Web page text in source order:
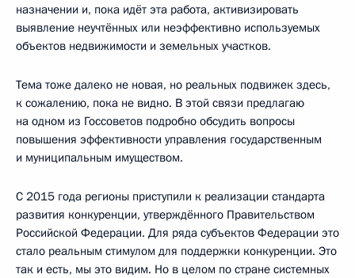
назначении и, пока идёт эта работа, активизировать
выявление неучтённых или неэффективно используемых
объектов недвижимости и земельных участков.
Тема тоже далеко не новая, но реальных подвижек здесь,
к сожалению, пока не видно. В этой связи предлагаю
на одном из Госсоветов подробно обсудить вопросы
повышения эффективности управления государственным
и муниципальным имуществом.
С 2015 года регионы приступили к реализации стандарта
развития конкуренции, утверждённого Правительством
Российской Федерации. Для ряда субъектов Федерации это
стало реальным стимулом для поддержки конкуренции. Это
так и есть, мы это видим. Но в целом по стране системных